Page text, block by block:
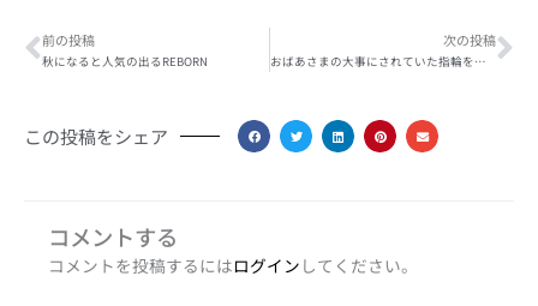
Prev
前の投稿
秋になると人気の出るREBORN
次の投稿
おばあさまの大事にされていた指輪をペンダントにジュエリーリフォーム
この投稿をシェア
コメントする
コメントを投稿するにはログイン してください。